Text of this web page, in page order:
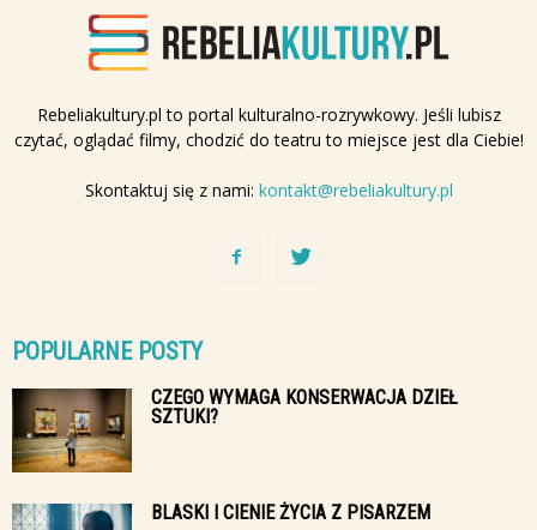
Rebeliakultury.pl to portal kulturalno-rozrywkowy. Jeśli lubisz
czytać, oglądać filmy, chodzić do teatru to miejsce jest dla Ciebie!
Skontaktuj się z nami: kontakt@rebeliakultury.pl
POPULARNE POSTY
CZEGO WYMAGA KONSERWACJA DZIEŁ
SZTUKI?
BLASKI I CIENIE ŻYCIA Z PISARZEM